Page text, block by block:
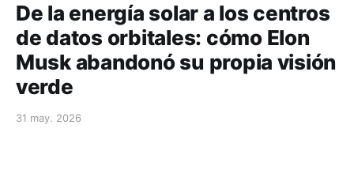
De la energía solar a los centros
de datos orbitales: cómo Elon
Musk abandonó su propia visión
verde
31 may. 2026